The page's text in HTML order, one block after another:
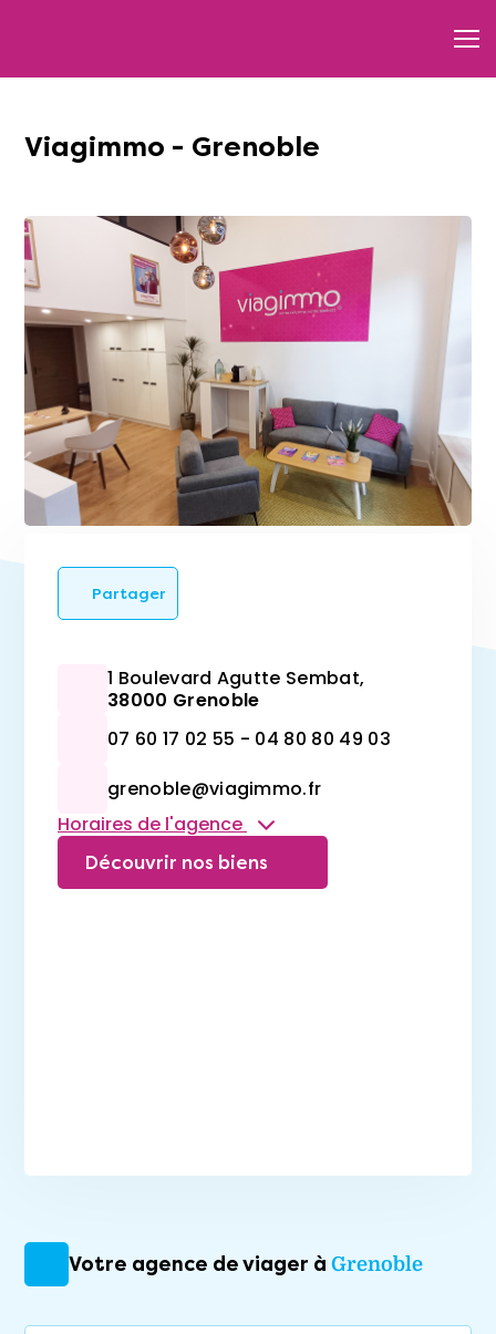
Viagimmo - Grenoble
Partager
1 Boulevard Agutte Sembat,
38000 Grenoble
07 60 17 02 55 - 04 80 80 49 03
grenoble@viagimmo.fr
Horaires de l'agence
Découvrir nos biens
Votre agence de viager à Grenoble